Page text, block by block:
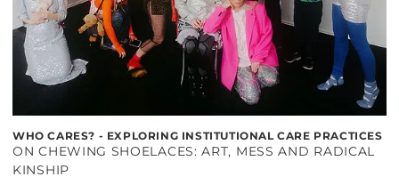
WHO CARES? - EXPLORING INSTITUTIONAL CARE PRACTICES
ON CHEWING SHOELACES: ART, MESS AND RADICAL
KINSHIP